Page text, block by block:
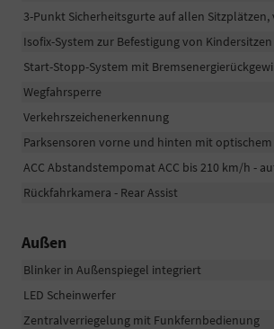
3-Punkt Sicherheitsgurte auf allen
Isofix-System zur Befestigung von
Start-Stopp-System mit
Wegfahrsperre
Verkehrszeichenerkennung
Parksensoren vorne und hinten mit
ACC Abstandstempomat ACC bis 210 km/h -
Rückfahrkamera - Rear Assist
Außen
Blinker in Außenspiegel integriert
LED Scheinwerfer
Zentralverriegelung mit Funkfernbedienung